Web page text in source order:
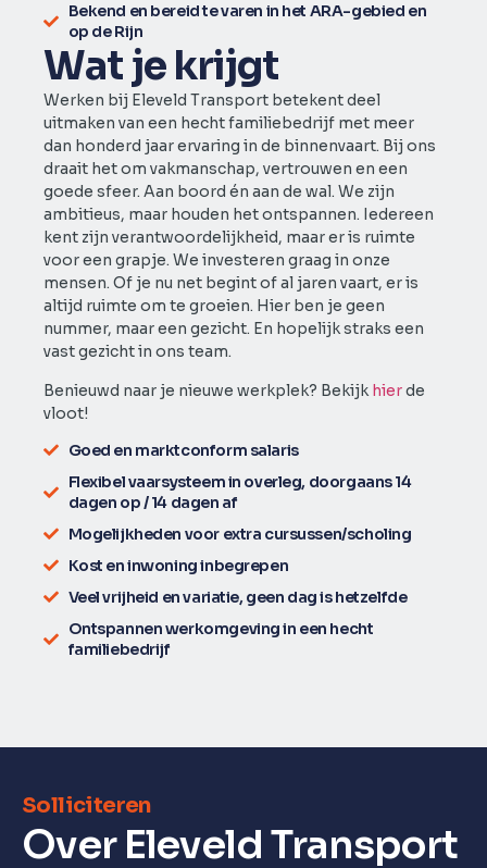
Bekend en bereid te varen in het ARA-gebied en
op de Rijn
Wat je krijgt
Werken bij Eleveld Transport betekent deel
uitmaken van een hecht familiebedrijf met meer
dan honderd jaar ervaring in de binnenvaart. Bij ons
draait het om vakmanschap, vertrouwen en een
goede sfeer. Aan boord én aan de wal. We zijn
ambitieus, maar houden het ontspannen. Iedereen
kent zijn verantwoordelijkheid, maar er is ruimte
voor een grapje. We investeren graag in onze
mensen. Of je nu net begint of al jaren vaart, er is
altijd ruimte om te groeien. Hier ben je geen
nummer, maar een gezicht. En hopelijk straks een
vast gezicht in ons team.
Benieuwd naar je nieuwe werkplek? Bekijk hierde
vloot!
Goed en marktconform salaris
Flexibel vaarsysteem in overleg, doorgaans 14
dagen op / 14 dagen af
Mogelijkheden voor extra cursussen/scholing
Kost en inwoning inbegrepen
Veel vrijheid en variatie, geen dag is hetzelfde
Ontspannen werkomgeving in een hecht
familiebedrijf
Solliciteren
Over Eleveld Transport